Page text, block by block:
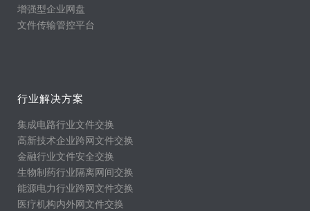
增强型企业网盘
文件传输管控平台
行业解决方案
集成电路行业文件交换
高新技术企业跨网文件交换
金融行业文件安全交换
生物制药行业隔离网间交换
能源电力行业跨网文件交换
医疗机构内外网文件交换